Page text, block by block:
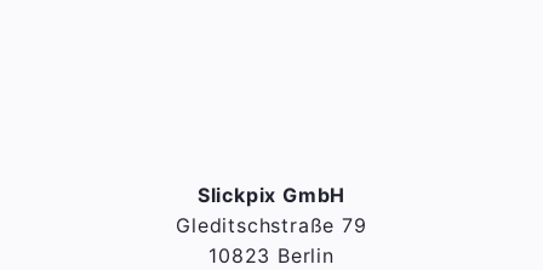
Slickpix GmbH
Gleditschstraße 79
10823 Berlin